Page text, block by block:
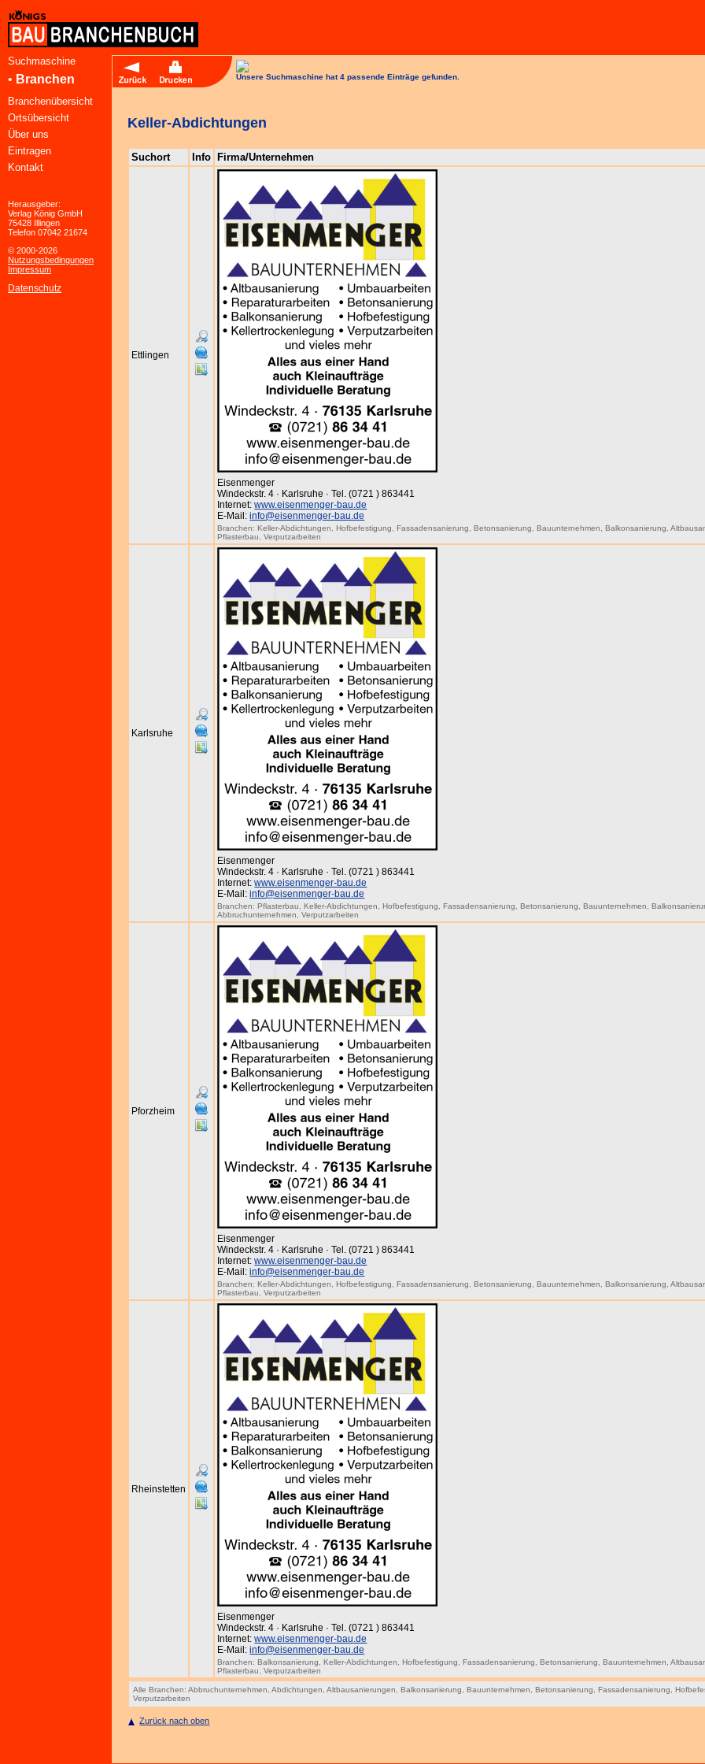
Suchmaschine
• Branchen
Branchenübersicht
Ortsübersicht
Über uns
Eintragen
Kontakt
Herausgeber:
Verlag König GmbH
75428 Illingen
Telefon 07042 21674
© 2000-2026
Nutzungsbedingungen
Impressum
Datenschutz
Unsere Suchmaschine hat 4 passende Einträge gefunden.
Keller-Abdichtungen
Suchort Info Firma/Unternehmen
Ettlingen
Eisenmenger
Windeckstr. 4 · Karlsruhe · Tel. (0721 ) 863441
Internet:www.eisenmenger-bau.de
E-Mail:info@eisenmenger-bau.de
Branchen:Keller-Abdichtungen ,Hofbefestigung ,Fassadensanierung ,Betonsanierung ,Bauunternehmen ,Balkonsanierung ,
Pflasterbau
,Verputzarbeiten
Karlsruhe
Eisenmenger
Windeckstr. 4 · Karlsruhe · Tel. (0721 ) 863441
Internet:www.eisenmenger-bau.de
E-Mail:info@eisenmenger-bau.de
Branchen:Pflasterbau ,Keller-Abdichtungen ,Hofbefestigung ,Fassadensanierung ,Betonsanierung ,Bauunternehmen ,
Abbruchunternehmen
,Verputzarbeiten
Pforzheim
Eisenmenger
Windeckstr. 4 · Karlsruhe · Tel. (0721 ) 863441
Internet:www.eisenmenger-bau.de
E-Mail:info@eisenmenger-bau.de
Branchen:Keller-Abdichtungen ,Hofbefestigung ,Fassadensanierung ,Betonsanierung ,Bauunternehmen ,Balkonsanierung ,
Pflasterbau
,Verputzarbeiten
Rheinstetten
Eisenmenger
Windeckstr. 4 · Karlsruhe · Tel. (0721 ) 863441
Internet:www.eisenmenger-bau.de
E-Mail:info@eisenmenger-bau.de
Branchen:Balkonsanierung ,Keller-Abdichtungen ,Hofbefestigung ,Fassadensanierung ,Betonsanierung ,Bauunternehmen ,
Pflasterbau
,Verputzarbeiten
Alle Branchen:Abbruchunternehmen ,Abdichtungen ,Altbausanierungen ,Balkonsanierung ,Bauunternehmen ,Betonsanierung ,Fassadensanierung ,
Verputzarbeiten
Zurück nach oben